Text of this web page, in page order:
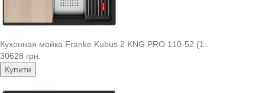
Кухонная мойка Franke Kubus 2 KNG PRO 110-52 (1..
30628 грн.
Купити